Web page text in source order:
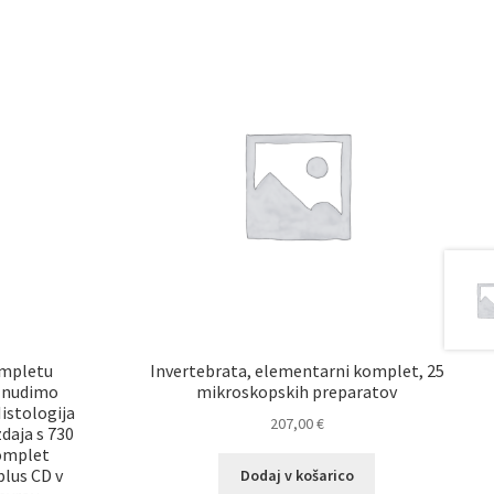
s 730
CD v
Invertebrata, elementarni komplet, 25
mikroskopskih preparatov
207,00€
Dodaj v košarico